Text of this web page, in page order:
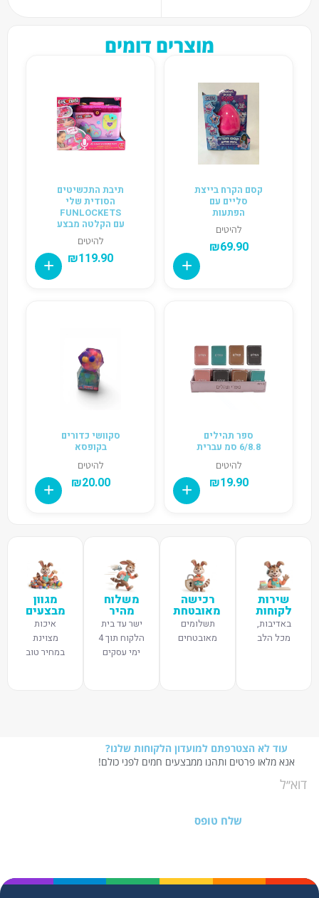
מוצרים דומים
קסם הקרח בייצת
סליים עם
הפתעות
להיטים
₪69.90
תיבת התכשיטים
הסודית שלי
FUNLOCKETS
עם הקלטה מבצע
להיטים
₪119.90
ספר תהילים
6/8.8 סמ עברית
להיטים
₪19.90
סקוושי כדורים
בקופסא
להיטים
₪20.00
שירות
לקוחות
באדיבות,
מכל הלב
רכישה
מאובטחת
תשלומים
מאובטחים
משלוח
מהיר
ישר עד בית
הלקוח תוך 4
ימי עסקים
מגוון
מבצעים
איכות
מצוינת
במחיר טוב
עוד לא הצטרפתם למועדון הלקוחות שלנו?
אנא מלאו פרטים ותהנו ממבצעים חמים לפני כולם!
שלח טופס